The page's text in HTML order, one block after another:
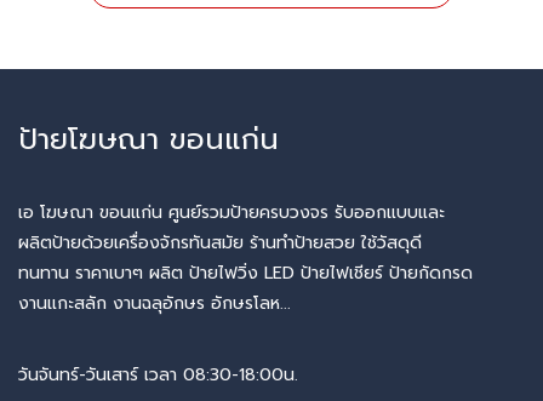
ป้ายโฆษณา ขอนแก่น
เอ โฆษณา ขอนแก่น ศูนย์รวมป้ายครบวงจร รับออกแบบและ
ผลิตป้ายด้วยเครื่องจักรทันสมัย ร้านทำป้ายสวย ใช้วัสดุดี
ทนทาน ราคาเบาๆ ผลิต ป้ายไฟวิ่ง LED ป้ายไฟเชียร์ ป้ายกัดกรด
งานแกะสลัก งานฉลุอักษร อักษรโลห...
วันจันทร์-วันเสาร์ เวลา 08:30-18:00น.